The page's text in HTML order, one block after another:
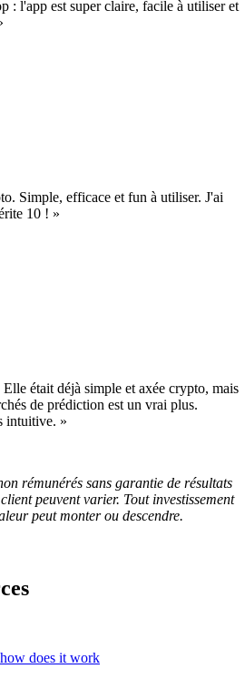
: l'app est super claire, facile à utiliser et
Simple, efficace et fun à utiliser. J'ai
10 ! »
était déjà simple et axée crypto, mais
de prédiction est un vrai plus.
intuitive. »
rémunérés sans garantie de résultats
peuvent varier. Tout investissement
peut monter ou descendre.